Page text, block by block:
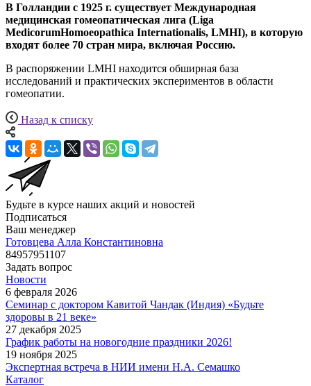
В Голландии с 1925 г. существует Международная
медицинская гомеопатическая лига (Liga
MedicorumHomoeopathica Internationalis, LMHI), в которую
входят более 70 стран мира, включая Россию.
В распоряжении LMHI находится обширная база
исследований и практических экспериментов в области
гомеопатии.
Назад к списку
Будьте в курсе наших акций и новостей
Подписаться
Ваш менеджер
Готовцева Алла Константиновна
84957951107
Задать вопрос
Новости
6 февраля 2026
Семинар с доктором Кавитой Чандак (Индия) «Будьте
здоровы в 21 веке»
27 декабря 2025
График работы на новогодние праздники 2026!
19 ноября 2025
Экспертная встреча в НИИ имени Н.А. Семашко
Каталог